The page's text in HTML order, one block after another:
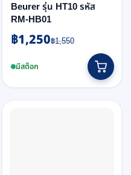
Beurer รุ่น HT10 รหัส
RM-HB01
฿1,550
Original
was:
฿1,250
Current
is:มีสต็อก